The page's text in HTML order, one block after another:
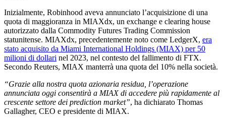
Inizialmente, Robinhood aveva annunciato l’acquisizione di una
quota di maggioranza in MIAXdx, un exchange e clearing house
autorizzato dalla Commodity Futures Trading Commission
statunitense. MIAXdx, precedentemente noto come LedgerX, era
stato acquisito da Miami International Holdings (MIAX) per 50
milioni di dollari nel 2023, nel contesto del fallimento di FTX.
Secondo Reuters, MIAX manterrà una quota del 10% nella società.
“Grazie alla nostra quota azionaria residua, l’operazione
annunciata oggi consentirà a MIAX di accedere più rapidamente al
crescente settore dei prediction market”, ha dichiarato Thomas
Gallagher, CEO e presidente di MIAX.